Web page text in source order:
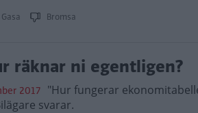
Gasa Bromsa
räknar ni egentligen?
2017 "Hur fungerar
svarar.